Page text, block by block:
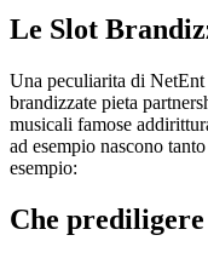
Le Slot
Una peculiarita di NetEnt
brandizzate pieta
musicali famose
ad esempio nascono
esempio:
Che